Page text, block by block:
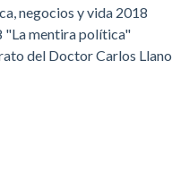
negocios y vida 2018
"La mentira política"
del Doctor Carlos Llano